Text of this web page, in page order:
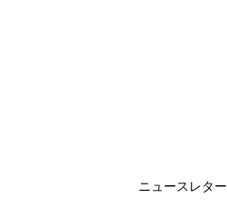
ニュースレター